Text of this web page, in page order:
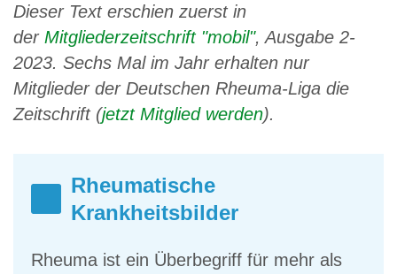
Dieser Text erschien zuerst in
der Mitgliederzeitschrift "mobil", Ausgabe 2-
2023. Sechs Mal im Jahr erhalten nur
Mitglieder der Deutschen Rheuma-Liga die
Zeitschrift (jetzt Mitglied werden).
Rheumatische
Krankheitsbilder
Rheuma ist ein Überbegriff für mehr als